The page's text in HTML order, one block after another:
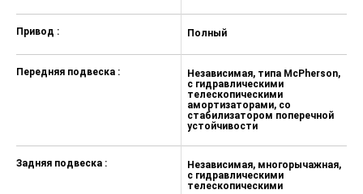
Зеркало заднего вида с
антибликовым покрытием и
механизмом автозатемнения
Интегрированный
видеорегистратор (360°)
Разъем для карты памяти
Автомобильная розетка 12В для
передних пассажиров
Отделка экокожей рукоятки
рычага переключения передач
Привод :
Передняя подвеска :
Задняя подвеска :
Полный
Независимая, типа McPherson,
с гидравлическими
телескопическими
амортизаторами, со
стабилизатором поперечной
устойчивости
Независимая, многорычажная,
с гидравлическими
телескопическими